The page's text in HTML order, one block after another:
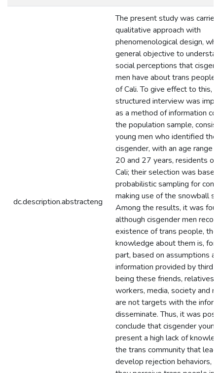
dc.description.abstracteng
The present study was
qualitative approach with
phenomenological design,
general objective to
social perceptions that
men have about trans people
of Cali. To give effect to this,
structured interview was
as a method of information
the population sample,
young men who identified
cisgender, with an age range
20 and 27 years, residents of
Cali; their selection was
probabilistic sampling for
making use of the snowball
Among the results, it was
although cisgender men
existence of trans people, their
knowledge about them is, for
part, based on assumptions
information provided by third
being these friends, relatives,
workers, media, society and
are not targets with the
disseminate. Thus, it was
conclude that cisgender young
present a high lack of
the trans community that
develop rejection behaviors,